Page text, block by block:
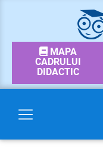
MAPA
CADRULUI
DIDACTIC